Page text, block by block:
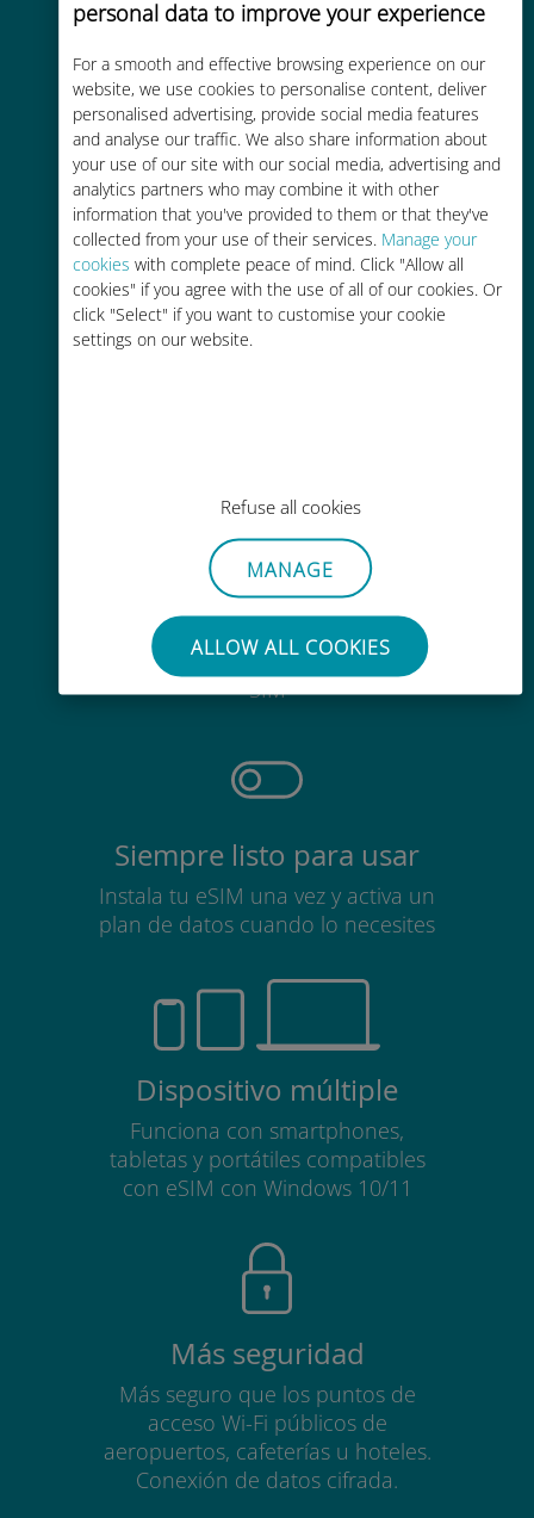
personal data to improve your experience
For a smooth and effective browsing experience on our
website, we use cookies to personalise content, deliver
personalised advertising, provide social media features
and analyse our traffic. We also share information about
your use of our site with our social media, advertising and
analytics partners who may combine it with other
information that you've provided to them or that they've
collected from your use of their services. Manage your
cookies with complete peace of mind. Click "Allow all
cookies" if you agree with the use of all of our cookies. Or
click "Select" if you want to customise your cookie
settings on our website.
Refuse all cookies
MANAGE
ALLOW ALL COOKIES
Rentable
Hasta un 90% más barato que los
costes de itinerancia con su
operador actual
Fácil recarga
Sin esfuerzo
No es necesario retirar la tarjeta
SIM
Siempre listo para usar
Instala tu eSIM una vez y activa un
plan de datos cuando lo necesites
Dispositivo múltiple
Funciona con smartphones,
tabletas y portátiles compatibles
con eSIM con Windows 10/11
Más seguridad
Más seguro que los puntos de
acceso Wi-Fi públicos de
aeropuertos, cafeterías u hoteles.
Conexión de datos cifrada.